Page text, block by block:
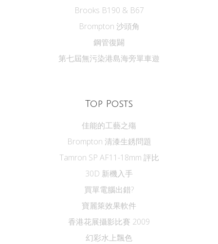
Brooks B190 & B67
Brompton 沙頭角
鋼管復闢
第七屆無污染港島海旁單車遊
Top Posts
佳能的工藝之殤
Brompton 清漆生銹問題
Tamron SP AF11-18mm 評比
30D 新機入手
買單電腦出錯?
寶麗箂效果軟件
香港花展攝影比賽 2009
幻彩水上飄色